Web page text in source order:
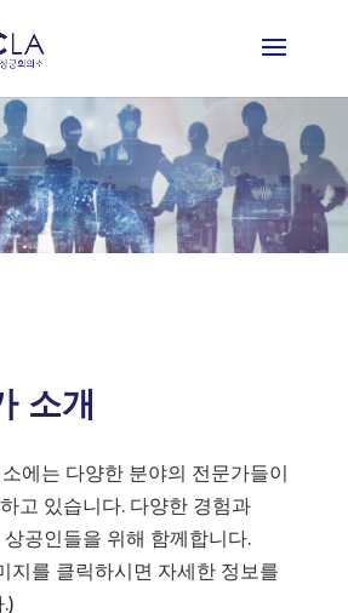
소개
에는 다양한 분야의 전문가들이
고 있습니다. 다양한 경험과
공인들을 위해 함께합니다.
지를 클릭하시면 자세한 정보를